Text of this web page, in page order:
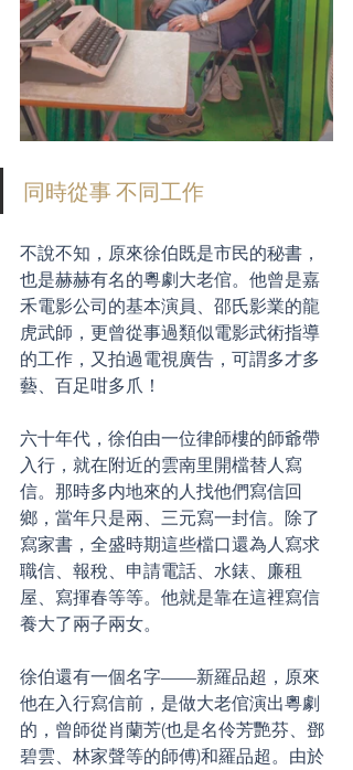
同時從事 不同工作
不說不知，原來徐伯既是市民的秘書，
也是赫赫有名的粵劇大老倌。他曾是嘉
禾電影公司的基本演員、邵氏影業的龍
虎武師，更曾從事過類似電影武術指導
的工作，又拍過電視廣告，可謂多才多
藝、百足咁多爪！
六十年代，徐伯由一位律師樓的師爺帶
入行，就在附近的雲南里開檔替人寫
信。那時多内地來的人找他們寫信回
鄉，當年只是兩、三元寫一封信。除了
寫家書，全盛時期這些檔口還為人寫求
職信、報稅、申請電話、水錶、廉租
屋、寫揮春等等。他就是靠在這裡寫信
養大了兩子兩女。
徐伯還有一個名字——新羅品超，原來
他在入行寫信前，是做大老倌演出粵劇
的，曾師從肖蘭芳(也是名伶芳艷芬、鄧
碧雲、林家聲等的師傅)和羅品超。由於